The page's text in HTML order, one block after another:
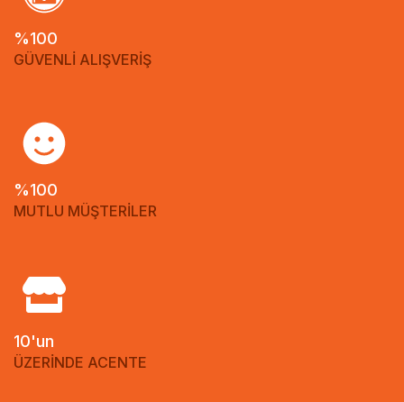
%100
GÜVENLİ ALIŞVERİŞ
%100
MUTLU MÜŞTERİLER
10'un
ÜZERİNDE ACENTE